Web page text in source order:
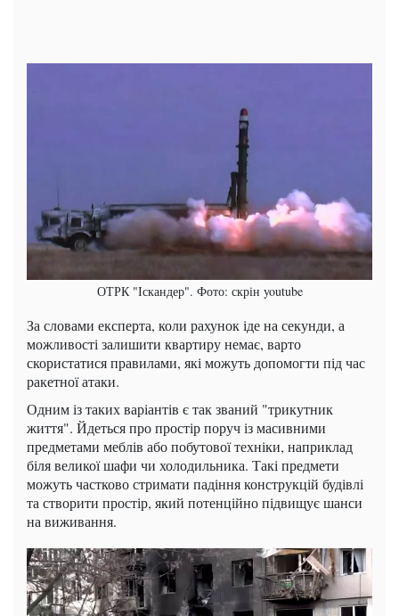
ОТРК "Іскандер". Фото: скрін youtube
За словами експерта, коли рахунок іде на секунди, а
можливості залишити квартиру немає, варто
скористатися правилами, які можуть допомогти під час
ракетної атаки.
Одним із таких варіантів є так званий "трикутник
життя". Йдеться про простір поруч із масивними
предметами меблів або побутової техніки, наприклад
біля великої шафи чи холодильника. Такі предмети
можуть частково стримати падіння конструкцій будівлі
та створити простір, який потенційно підвищує шанси
на виживання.